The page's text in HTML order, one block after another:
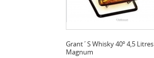
Grant´S Whisky 40º 4,5 Litres
Magnum